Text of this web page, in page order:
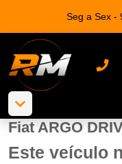
Seg a Sex -
Fiat ARGO
Este veículo